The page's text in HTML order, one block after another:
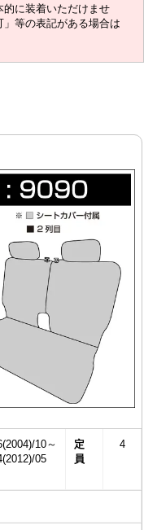
に装着いただけませ
等の表記がある場合は
10～
05
定
員
4